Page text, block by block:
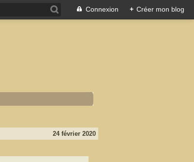
Connexion + Créer mon blog
24 février 2020